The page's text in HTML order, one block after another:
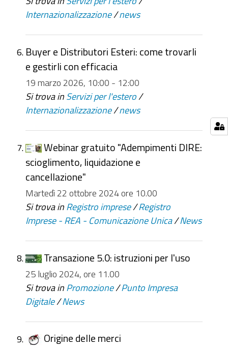
Internazionalizzazione /news
Buyer e Distributori Esteri: come trovarli
e gestirli con efficacia
19 marzo 2026, 10:00 - 12:00
Si trova in Servizi per l'estero /
Internazionalizzazione /news
Webinar gratuito "Adempimenti DIRE:
scioglimento, liquidazione e
cancellazione"
Martedì 22 ottobre 2024 ore 10.00
Si trova in Registro imprese /Registro
Imprese - REA - Comunicazione Unica /News
Transazione 5.0: istruzioni per l'uso
25 luglio 2024, ore 11.00
Si trova in Promozione /Punto Impresa
Digitale /News
Origine delle merci